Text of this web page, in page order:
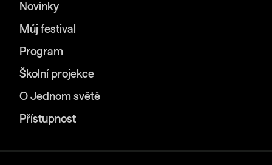
Novinky
Můj festival
Program
Školní projekce
O Jednom světě
Přístupnost